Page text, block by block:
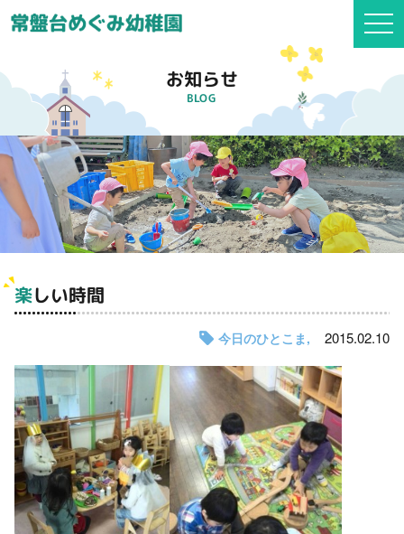
お知らせ
BLOG
楽しい時間
今日のひとこま 2015.02.10